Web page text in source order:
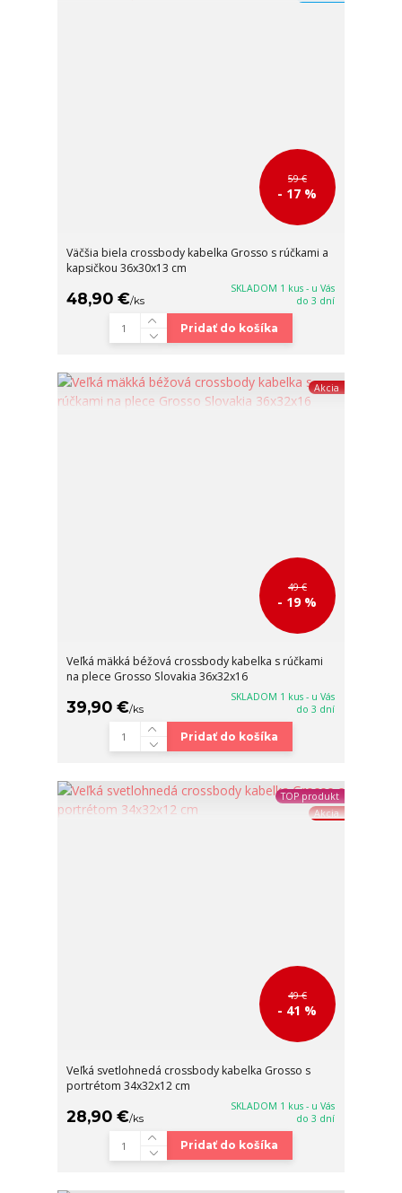
59 €
- 17 %
Väčšia biela crossbody kabelka Grosso s rúčkami a
kapsičkou 36x30x13 cm
48,90 €/ks
SKLADOM 1 kus - u Vás
do 3 dní
Pridať do košíka
Akcia
49 €
- 19 %
Veľká mäkká béžová crossbody kabelka s rúčkami
na plece Grosso Slovakia 36x32x16
39,90 €/ks
SKLADOM 1 kus - u Vás
do 3 dní
Pridať do košíka
TOP produkt
Akcia
49 €
- 41 %
Veľká svetlohnedá crossbody kabelka Grosso s
portrétom 34x32x12 cm
28,90 €/ks
SKLADOM 1 kus - u Vás
do 3 dní
Pridať do košíka